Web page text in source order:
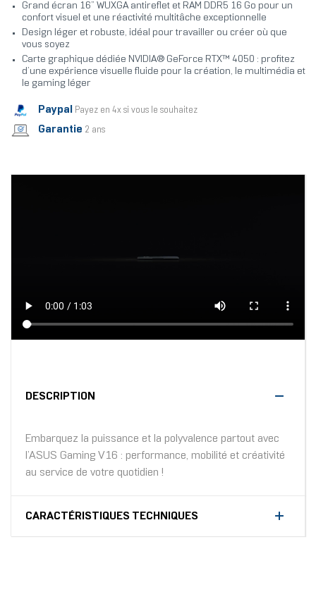
Grand écran 16” WUXGA antireflet et RAM DDR5 16 Go pour un
confort visuel et une réactivité multitâche exceptionnelle
Design léger et robuste, idéal pour travailler ou créer où que
vous soyez
Carte graphique dédiée NVIDIA® GeForce RTX™ 4050 : profitez
d’une expérience visuelle fluide pour la création, le multimédia et
le gaming léger
Paypal Payez en 4x si vous le souhaitez
Garantie 2 ans
DESCRIPTION
Embarquez la puissance et la polyvalence partout avec
l’ASUS Gaming V16 : performance, mobilité et créativité
au service de votre quotidien !
CARACTÉRISTIQUES TECHNIQUES